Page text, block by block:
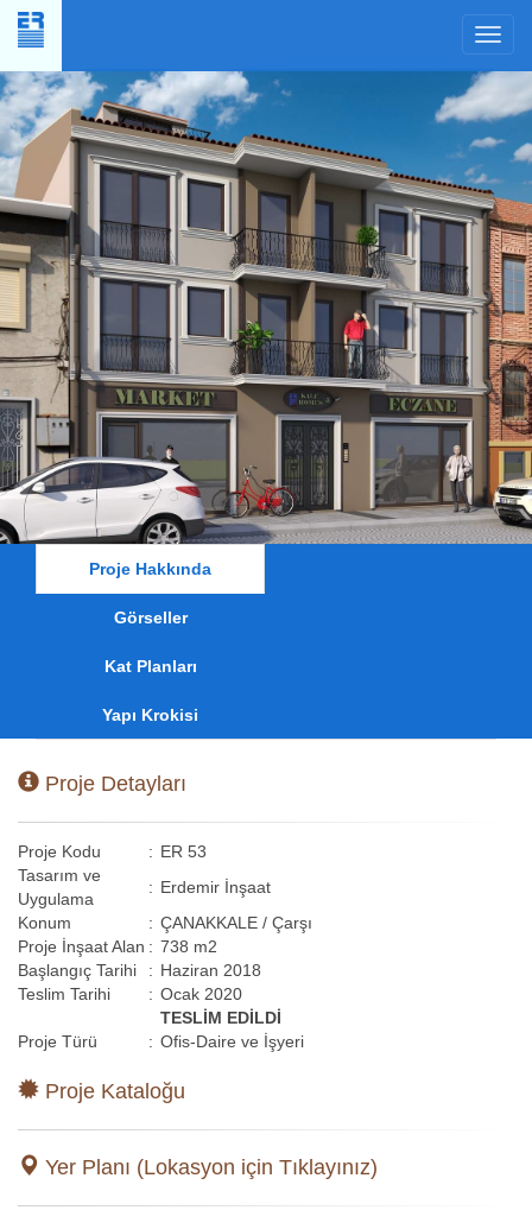
Proje Hakkında
Görseller
Kat Planları
Yapı Krokisi
Proje Detayları
Proje Kodu : ER 53
Tasarım ve
Uygulama
: Erdemir İnşaat
Konum
: ÇANAKKALE / Çarşı
Proje İnşaat Alan : 738 m2
Başlangıç Tarihi
: Haziran 2018
Teslim Tarihi
: Ocak 2020
TESLİM EDİLDİ
Proje Türü
: Ofis-Daire ve İşyeri
Proje Kataloğu
Yer Planı (Lokasyon için Tıklayınız)
Yer
Planı